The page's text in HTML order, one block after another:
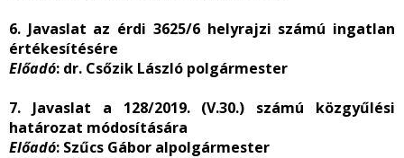
6. Javaslat az érdi 3625/6 helyrajzi számú ingatlan
értékesítésére
Előadó: dr. Csőzik László polgármester
7. Javaslat a 128/2019. (V.30.) számú közgyűlési
határozat módosítására
Előadó: Szűcs Gábor alpolgármester